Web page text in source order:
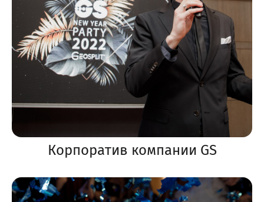
Корпоратив компании GS